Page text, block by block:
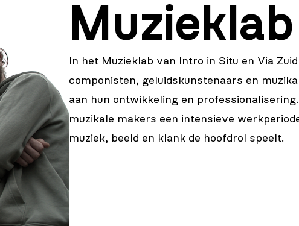
Muzieklab
In het Muzieklab van Intro in Situ en Via
componisten, geluidskunstenaars en
aan hun ontwikkeling en
muzikale makers een intensieve
muziek, beeld en klank de hoofdrol speelt.